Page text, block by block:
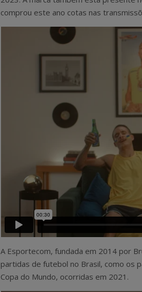
comprou este ano cotas nas
A Esportecom, fundada em 2014 por
partidas de futebol no Brasil, como os
Copa do Mundo, ocorridas em 2021.